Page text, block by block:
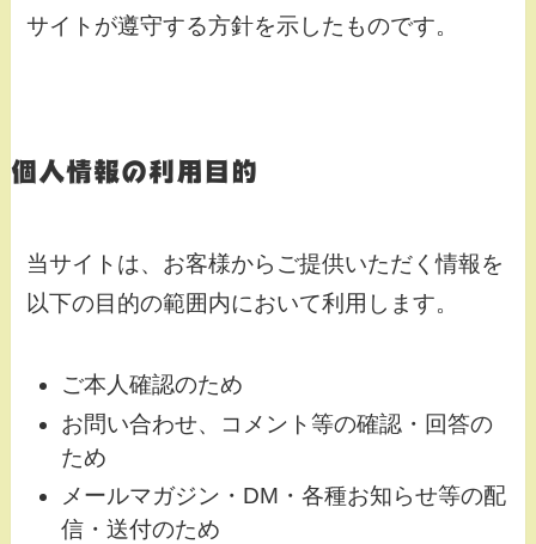
サイトが遵守する方針を示したものです。
個人情報の利用目的
当サイトは、お客様からご提供いただく情報を
以下の目的の範囲内において利用します。
ご本人確認のため
お問い合わせ、コメント等の確認・回答の
ため
メールマガジン・DM・各種お知らせ等の配
信・送付のため